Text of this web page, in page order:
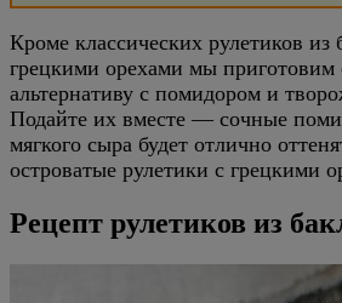
Кроме классических рулетиков из
грецкими орехами мы
альтернативу с помидором и
Подайте их вместе — сочные
мягкого сыра будет отлично
островатые рулетики с грецкими
Рецепт рулетиков из